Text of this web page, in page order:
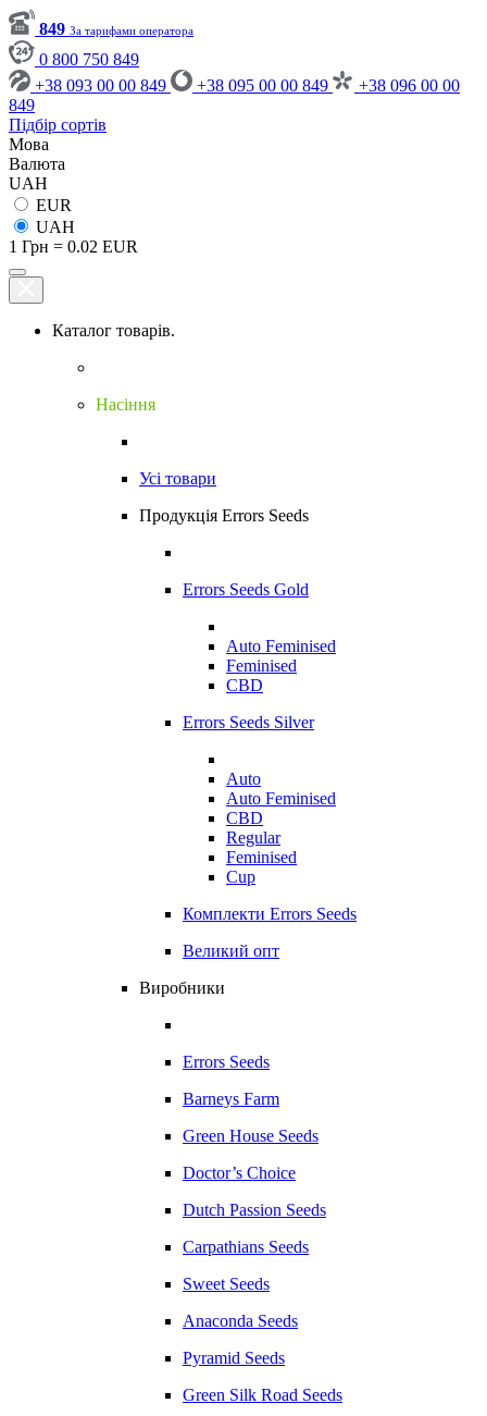
849 За тарифами оператора
0 800 750 849
+38 093 00 00 849
+38 095 00 00 849
+38 096 00 00
849
Підбір сортів
Мова
Валюта
UAH
EUR
UAH
1 Грн = 0.02 EUR
Каталог товарів.
Насіння
Усі товари
Продукція Errors Seeds
Errors Seeds Gold
Auto Feminised
Feminised
CBD
Errors Seeds Silver
Auto
Auto Feminised
CBD
Regular
Feminised
Cup
Комплекти Errors Seeds
Великий опт
Виробники
Errors Seeds
Barneys Farm
Green House Seeds
Doctor’s Choice
Dutch Passion Seeds
Carpathians Seeds
Sweet Seeds
Anaconda Seeds
Pyramid Seeds
Green Silk Road Seeds